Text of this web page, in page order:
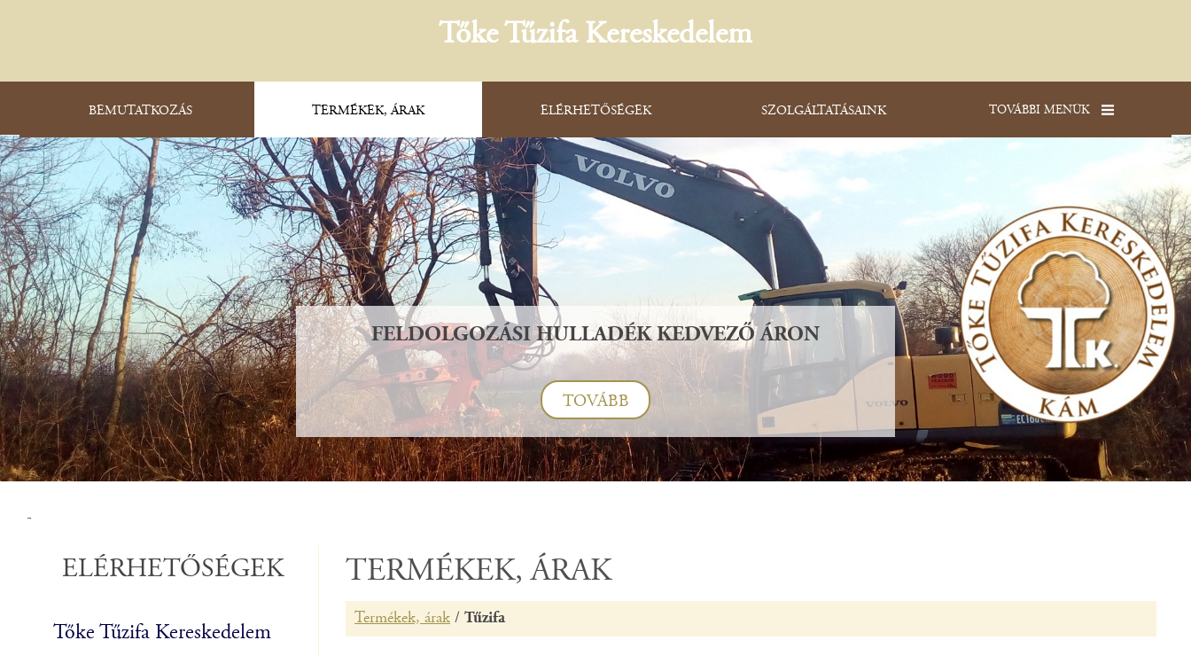
Tőke Tűzifa Kereskedelem
BEMUTATKOZÁS TERMÉKEK, ÁRAK ELÉRHETŐSÉGEK SZOLGÁLTATÁSAINK TOVÁBBI MENÜK
FELDOLGOZÁSI HULLADÉK KEDVEZŐ ÁRON
TOVÁBB
"Garantált mennyiség, megbízható forrásból"
-
ELÉRHETŐSÉGEK
Tőke Tűzifa Kereskedelem
TERMÉKEK, ÁRAK
Termékek, árak / Tűzifa